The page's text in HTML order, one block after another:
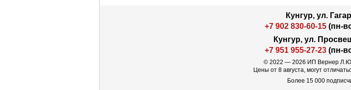
Кунгур, ул.
+7 902 830-60-15 (пн-
Кунгур, ул.
+7 951 955-27-23 (пн-
© 2022 — 2026 ИП Вернер
Цены от 8 августа, могут
Более 15 000